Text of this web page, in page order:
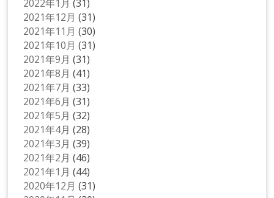
2022年1月 (31)
2021年12月 (31)
2021年11月 (30)
2021年10月 (31)
2021年9月 (31)
2021年8月 (41)
2021年7月 (33)
2021年6月 (31)
2021年5月 (32)
2021年4月 (28)
2021年3月 (39)
2021年2月 (46)
2021年1月 (44)
2020年12月 (31)